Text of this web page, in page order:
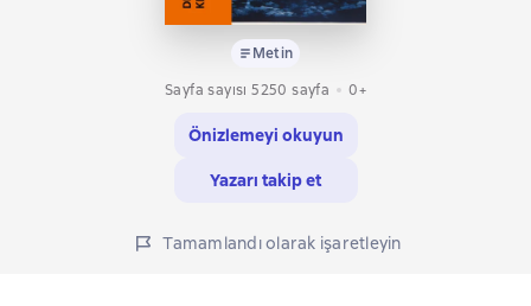
Metin
Sayfa sayısı 5250 sayfa
0+
Önizlemeyi okuyun
Yazarı takip et
Tamamlandı olarak işaretleyin